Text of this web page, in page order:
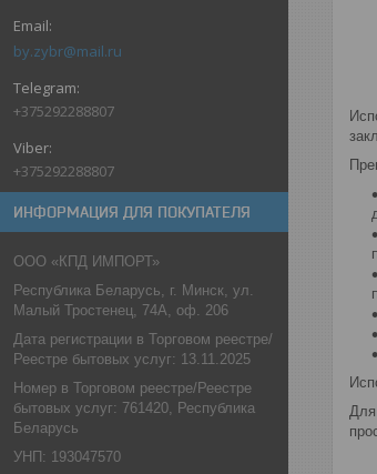
by.zybr@mail.ru
+375292288807
+375292288807
ИНФОРМАЦИЯ ДЛЯ ПОКУПАТЕЛЯ
ООО «КПД ИМПОРТ»
Республика Беларусь, г. Минск, ул.
Малый Тростенец, 74А, оф. 206
Дата регистрации в Торговом реестре/
Реестре бытовых услуг: 13.11.2025
Номер в Торговом реестре/Реестре
бытовых услуг: 761420, Республика
Беларусь
УНП: 193047570
Для